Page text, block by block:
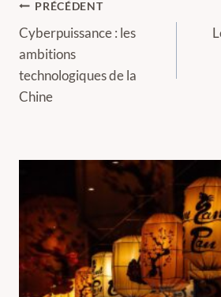
Navigation
de
l’article
PRÉCÉDENT
Cyberpuissance : les
ambitions
technologiques de la
Chine